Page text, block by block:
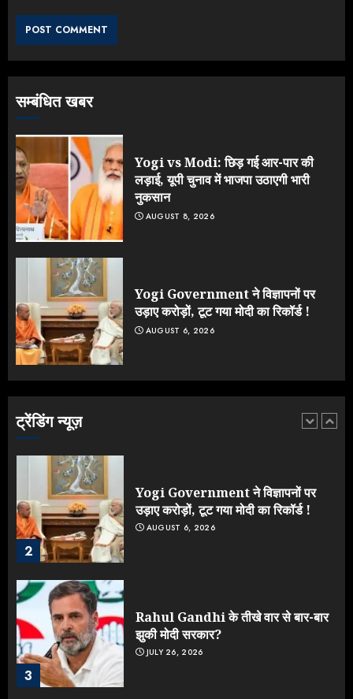
सम्बंधित खबर
Yogi vs Modi: छिड़ गई आर-पार की
लड़ाई, यूपी चुनाव में भाजपा उठाएगी भारी
नुकसान
AUGUST 8, 2026
Yogi Government ने विज्ञापनों पर
उड़ाए करोड़ों, टूट गया मोदी का रिकॉर्ड !
AUGUST 6, 2026
ट्रेंडिंग न्यूज़
4
5
JULY 23, 2026
1
लड़ाई, यूपी चुनाव में भाजपा उठाएगी भारी
नुकसान
2
Yogi Government ने विज्ञापनों पर
उड़ाए करोड़ों, टूट गया मोदी का रिकॉर्ड !
AUGUST 6, 2026
3
Rahul Gandhi के तीखे वार से बार-बार
झुकी मोदी सरकार?
JULY 26, 2026